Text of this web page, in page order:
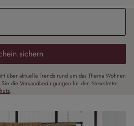
sichern
über aktuelle Trends rund um das Thema Wohnen
die Versandbedingungen für den Newsletter
.